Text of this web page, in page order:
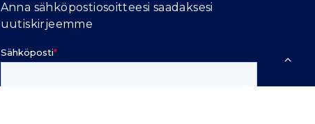
Anna sähköpostiosoitteesi saadaksesi
uutiskirjeemme